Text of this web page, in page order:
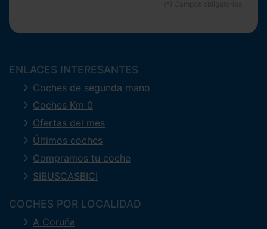
ENLACES INTERESANTES
Coches de segunda mano
Coches Km 0
Ofertas del mes
Últimos coches
Compramos tu coche
SIBUSCASBICI
COCHES POR LOCALIDAD
A Coruña